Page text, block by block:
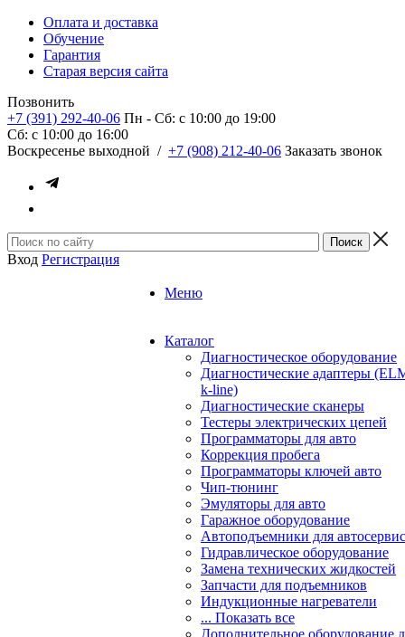
Оплата и доставка
Обучение
Гарантия
Старая версия сайта
Позвонить
+7 (391) 292-40-06 Пн - Сб: c 10:00 до 19:00
Сб: c 10:00 до 16:00
​Воскресенье выходной / +7 (908) 212-40-06 Заказать звонок
Вход Регистрация
Меню
Каталог
Диагностическое оборудование
Диагностические адаптеры
k-line)
Диагностические сканеры
Тестеры электрических цепей
Программаторы для авто
Коррекция пробега
Программаторы ключей авто
Чип-тюнинг
Эмуляторы для авто
Гаражное оборудование
Автоподъемники для
Гидравлическое оборудование
Замена технических жидкостей
Запчасти для подъемников
Индукционные нагреватели
... Показать все
Дополнительное оборудование